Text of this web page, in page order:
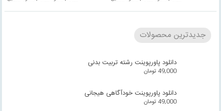
جدیدترین محصولات
دانلود پاورپوینت رشته تربیت بدنی
49,000 تومان
دانلود پاورپوینت خودآگاهی هیجانی
49,000 تومان